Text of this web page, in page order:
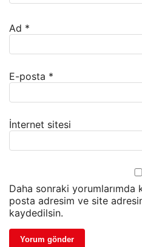
Ad *
E-posta *
İnternet sitesi
Daha sonraki yorumlarımda
posta adresim ve site
kaydedilsin.